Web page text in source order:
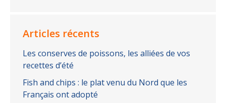
Articles récents
Les conserves de poissons, les alliées de vos
recettes d’été
Fish and chips : le plat venu du Nord que les
Français ont adopté